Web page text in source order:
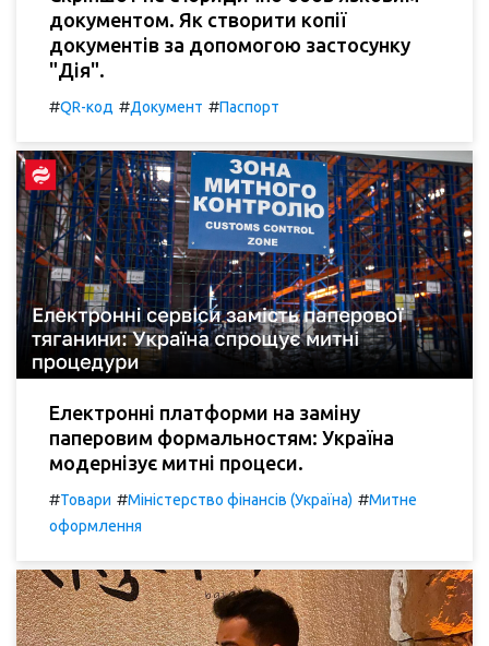
документом. Як створити копії
документів за допомогою застосунку
"Дія".
#QR-код #Документ #Паспорт
Електронні платформи на заміну
паперовим формальностям: Україна
модернізує митні процеси.
#Товари #Міністерство фінансів (Україна) #Митне
оформлення